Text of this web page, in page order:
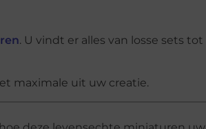
. U vindt er alles van losse sets tot
maximale uit uw creatie.